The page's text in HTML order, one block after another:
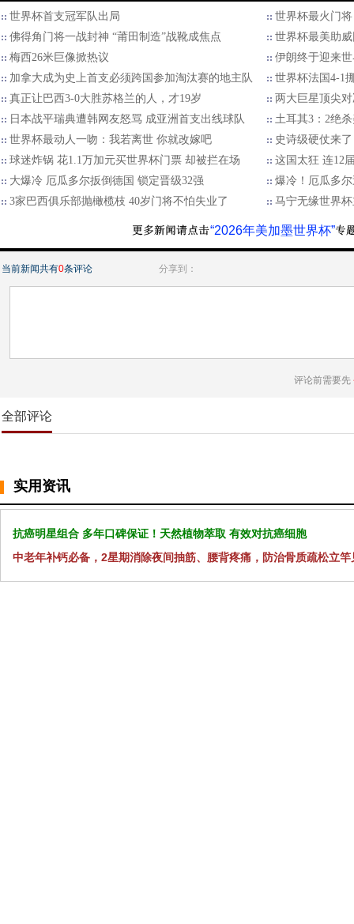
世界杯首支冠军队出局
世界杯最火门
佛得角门将一战封神 “莆田制造”战靴成焦点
世界杯最美助
梅西26米巨像掀热议
伊朗终于迎来
加拿大成为史上首支必须跨国参加淘汰赛的地主队
世界杯法国4-1
真正让巴西3-0大胜苏格兰的人，才19岁
两大巨星顶尖
日本战平瑞典遭韩网友怒骂 成亚洲首支出线球队
土耳其3：2绝
世界杯最动人一吻：我若离世 你就改嫁吧
史诗级硬仗来
球迷炸锅 花1.1万加元买世界杯门票 却被拦在场
这国太狂 连12
大爆冷 厄瓜多尔扳倒德国 锁定晋级32强
爆冷！厄瓜多
3家巴西俱乐部抛橄榄枝 40岁门将不怕失业了
马宁无缘世界
“2026年美加墨世界杯”
当前新闻共有0条评论 分享到：
评论前需要先
全部评论
实用资讯
抗癌明星组合 多年口碑保证！天然植物萃取 有效对抗癌细胞
中老年补钙必备，2星期消除夜间抽筋、腰背疼痛，防治骨质疏松立竿